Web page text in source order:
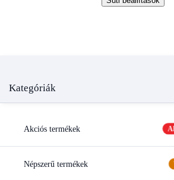
Kategóriák
Akciós termékek
Népszerű termékek